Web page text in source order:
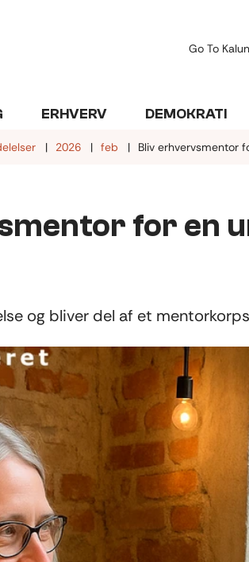
Go To
ERHVERV DEMOKRATI
2026 feb Bliv erhvervsmentor
for en
og bliver del af et